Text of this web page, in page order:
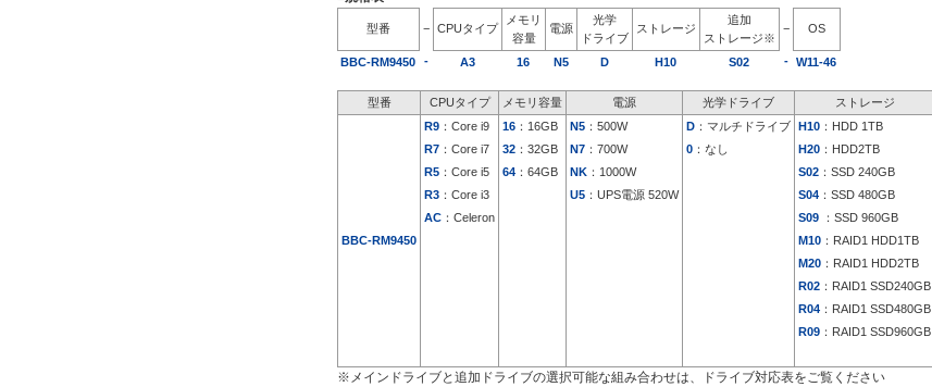
型番 − CPUタイプ
メモリ
容量
電源
光学
ドライブ
ストレージ
追加
ストレージ※
− OS
BBC-RM9450 - A3 16 N5 D H10 S02 - W11-46
型番 CPUタイプ メモリ容量 電源 光学ドライブ ストレージ
BBC-RM9450
R9 ：Core i9 16 ：16GB N5 ：500W D ：マルチドライブ H10 ：HDD 1TB
R7 ：Core i7 32 ：32GB N7 ：700W 0 ：なし H20 ：HDD2TB
R5 ：Core i5 64 ：64GB NK ：1000W S02 ：SSD 240GB
R3 ：Core i3 U5 ：UPS電源 520W S04 ：SSD 480GB
AC ：Celeron S09 ：SSD 960GB
M10 ：RAID1 HDD1TB
M20 ：RAID1 HDD2TB
R02 ：RAID1 SSD240GB
R04 ：RAID1 SSD480GB
R09 ：RAID1 SSD960GB
※メインドライブと追加ドライブの選択可能な組み合わせは、ドライブ対応表をご覧ください